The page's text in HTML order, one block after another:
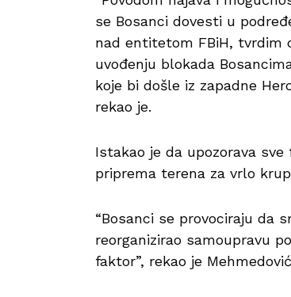
se Bosanci dovesti u
nad entitetom FBiH, tvrdim
uvođenju blokada
koje bi došle iz zapadne
rekao je.
Istakao je da upozorava
priprema terena za vrlo
“Bosanci se provociraju da
reorganizirao samoupravu
faktor”, rekao je